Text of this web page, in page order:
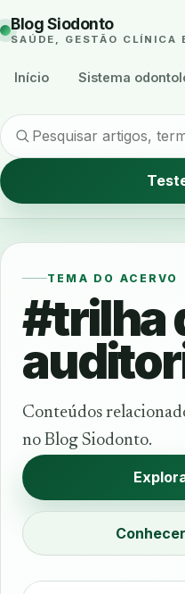
Blog Siodonto
SAÚDE, GESTÃO CLÍNICA
Início Sistema
TEMA DO ACERVO
#trilha
Conteúdos
no Blog Siodonto.